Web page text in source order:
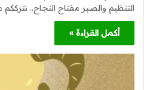
التنظيم والصبر مفتاح النجاح..
أكمل القراءة »